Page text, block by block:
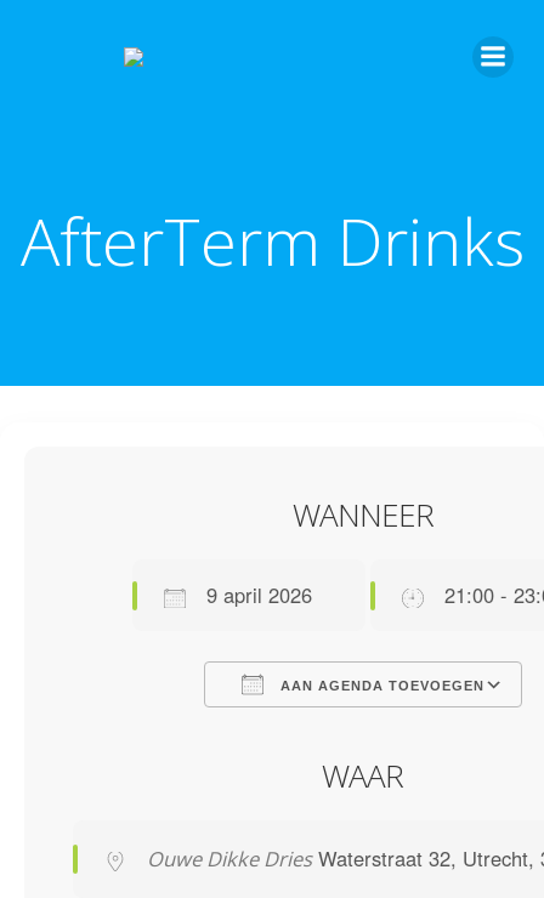
AfterTerm Drinks
WANNEER
9 april 2026 21:00 -
AAN AGENDA TOEVOEGEN
WAAR
Ouwe Dikke DriesWaterstraat 32, Utrecht,